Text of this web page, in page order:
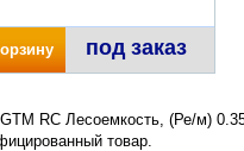
под заказ
RC Лесоемкость, (Ре/м)
товар.